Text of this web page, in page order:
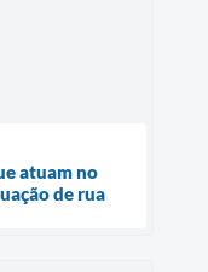
atuam no
de rua